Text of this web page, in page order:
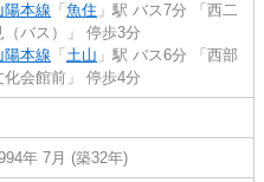
陽本線 「 魚住 」駅 バス7分 「西二
（バス）」 停歩3分
陽本線 「 土山 」駅 バス6分 「西部
化会館前」 停歩4分
年 7月 (築32年)